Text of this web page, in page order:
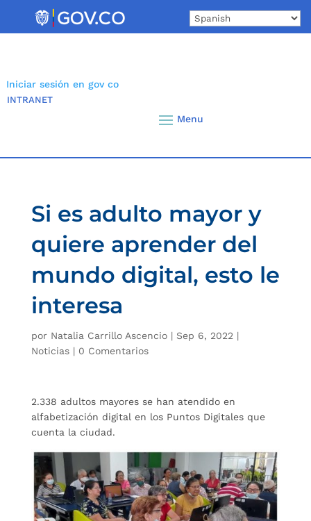
Iniciar sesión en gov co
INTRANET
Si es adulto mayor y
quiere aprender del
mundo digital, esto le
interesa
por Natalia Carrillo Ascencio| Sep 6, 2022 |
Noticias| 0 Comentarios
2.338 adultos mayores se han atendido en
alfabetización digital en los Puntos Digitales que
cuenta la ciudad.